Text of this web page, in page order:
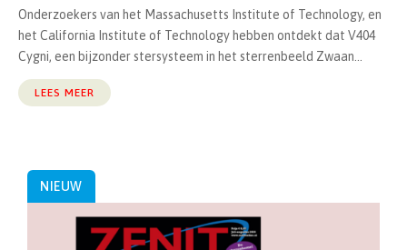
Onderzoekers van het Massachusetts Institute of Technology, en
het California Institute of Technology hebben ontdekt dat V404
Cygni, een bijzonder stersysteem in het sterrenbeeld Zwaan...
LEES MEER
NIEUW